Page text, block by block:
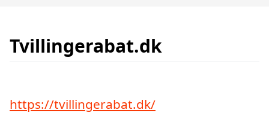
Tvillingerabat.dk
https://tvillingerabat.dk/